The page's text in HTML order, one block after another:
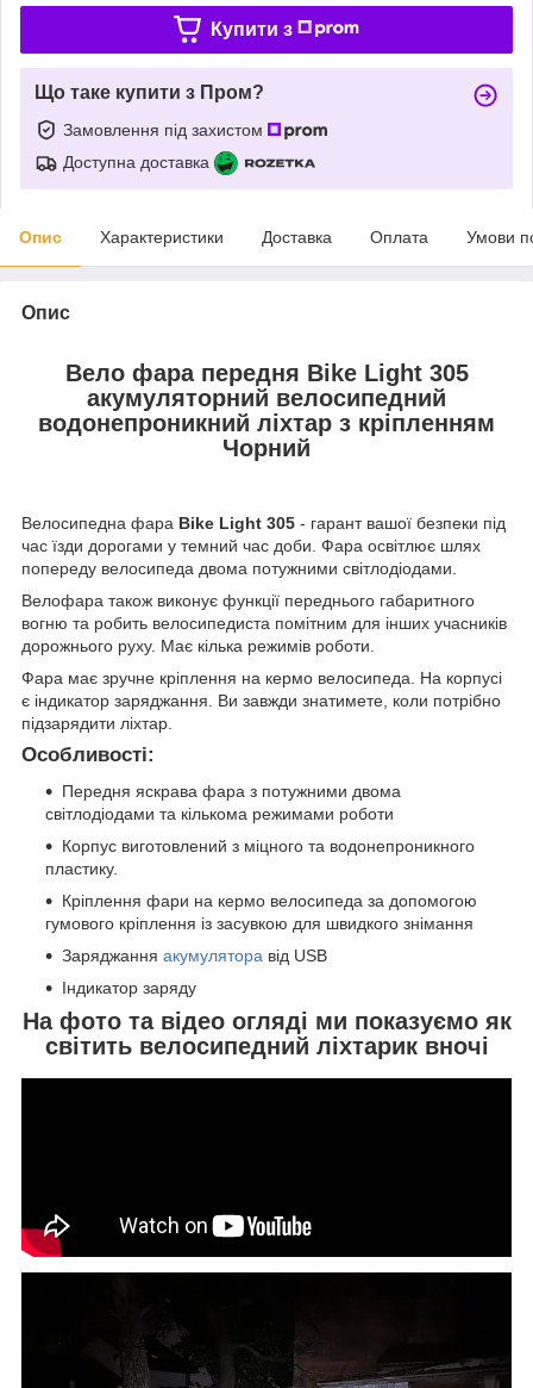
Купити з
Що таке купити з Пром?
Замовлення під захистом
Доступна доставка
Опис Характеристики Доставка Оплата Умови
Опис
Вело фара передня Bike Light 305
акумуляторний велосипедний
водонепроникний ліхтар з кріпленням
Чорний
Велосипедна фара Bike Light 305 - гарант вашої безпеки під
час їзди дорогами у темний час доби. Фара освітлює шлях
попереду велосипеда двома потужними світлодіодами.
Велофара також виконує функції переднього габаритного
вогню та робить велосипедиста помітним для інших учасників
дорожнього руху. Має кілька режимів роботи.
Фара має зручне кріплення на кермо велосипеда. На корпусі
є індикатор заряджання. Ви завжди знатимете, коли потрібно
підзарядити ліхтар.
Особливості:
Передня яскрава фара з потужними двома
світлодіодами та кількома режимами роботи
Корпус виготовлений з міцного та водонепроникного
пластику.
Кріплення фари на кермо велосипеда за допомогою
гумового кріплення із засувкою для швидкого знімання
Заряджання акумулятора від USB
Індикатор заряду
На фото та відео огляді ми показуємо як
світить велосипедний ліхтарик вночі